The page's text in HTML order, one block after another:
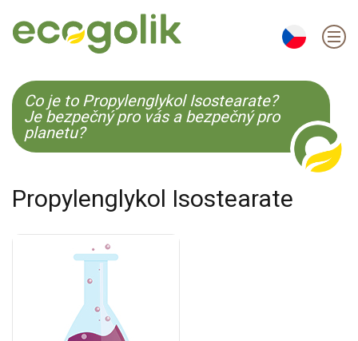
EN ES CS KO
Co je to Propylenglykol Isostearate?
Je bezpečný pro vás a bezpečný pro
planetu?
Propylenglykol Isostearate